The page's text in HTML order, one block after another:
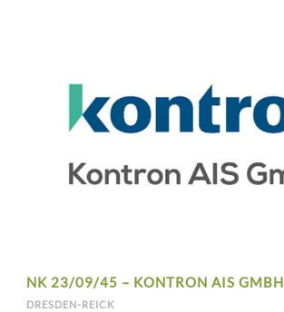
NK 23/09/45 – KONTRON AIS GMBH
DRESDEN-REICK